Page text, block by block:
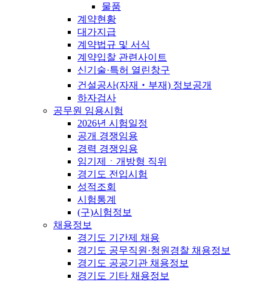
물품
계약현황
대가지급
계약법규 및 서식
계약입찰 관련사이트
신기술·특허 열린창구
건설공사(자재‧부재) 정보공개
하자검사
공무원 임용시험
2026년 시험일정
공개 경쟁임용
경력 경쟁임용
임기제ㆍ개방형 직위
경기도 전입시험
성적조회
시험통계
(구)시험정보
채용정보
경기도 기간제 채용
경기도 공무직원·청원경찰 채용정보
경기도 공공기관 채용정보
경기도 기타 채용정보